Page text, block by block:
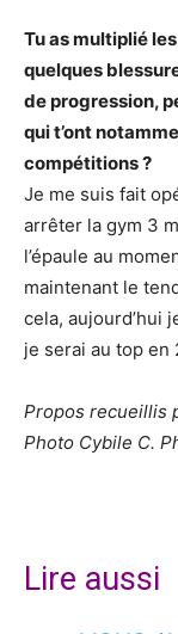
Tu as multiplié
quelques
de progression,
qui t’ont
compétitions ?
Je me suis fait
arrêter la gym 3
l’épaule au
maintenant le
cela, aujourd’hui
je serai au top en
Propos recueillis
Photo Cybile C.
Lire aussi